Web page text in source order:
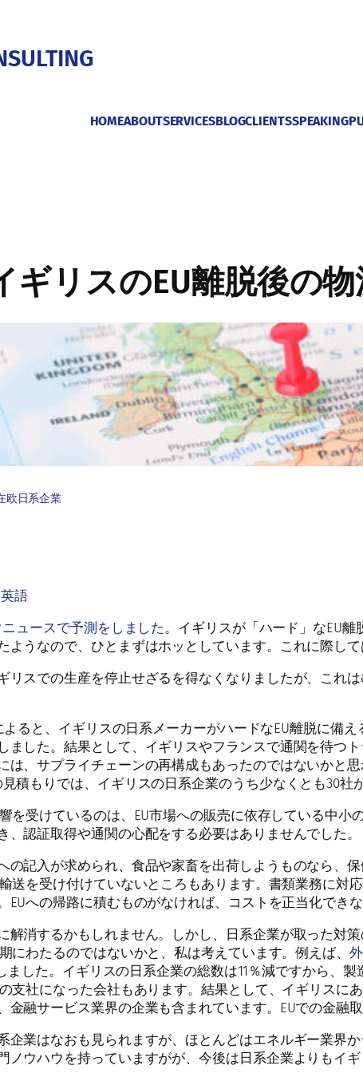
HOMEABOUTSERVICESBLOGCLIENTSSPEAKING
ギリスのEU離脱後の
欧日系企業
英語
ュースで予測をしました 。イギリスが「ハード」なEU
ようなので、ひとまずはホッとしています。これに際し
リスでの生産を停止せざるを得なくなりましたが、これ
よると、イギリスの日系メーカーがハードなEU離脱に備
ました。結果として、イギリスやフランスで通関を待つ
は、サプライチェーンの再構成もあったのではないかと
積もりでは、イギリスの日系企業のうち少なくとも30社
を受けているのは、EU市場への販売に依存している中
、認証取得や通関の心配をする必要はありませんでした。
の記入が求められ、食品や家畜を出荷しようものなら、
送を受け付けていないところもあります。書類業務に
EUへの帰路に積むものがなければ、コストを正当化できな
解消するかもしれません。しかし、日系企業が取った対
にわたるのではないかと、私は考えています。例えば、
ました。イギリスの日系企業の総数は11％減ですから、
支社になった会社もあります。結果として、イギリスに
金融サービス業界の企業も含まれています。EUでの金融
企業はなおも見られますが、ほとんどはエネルギー業界
ノウハウを持っていますがが、今後は日系企業よりもイ